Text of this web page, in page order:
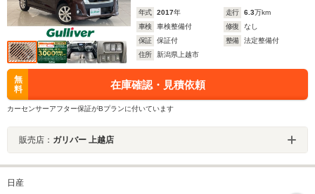
年式 2017年 走行 6.3万km
車検
車検整備付 修復
なし
保証
保証付 整備
法定整備付
住所
新潟県上越市
無
料
在庫確認・見積依頼
カーセンサーアフター保証がBプランに付いています
販売店： ガリバー 上越店
日産